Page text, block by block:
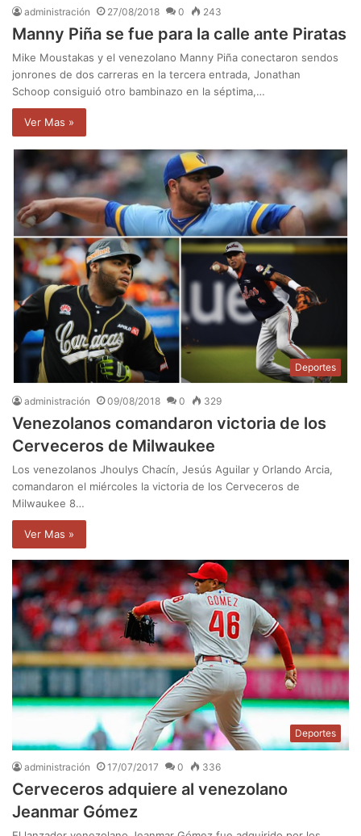
administración 27/08/2018 0 243
Manny Piña se fue para la calle ante Piratas
Mike Moustakas y el venezolano Manny Piña conectaron sendos
jonrones de dos carreras en la tercera entrada, Jonathan
Schoop consiguió otro bambinazo en la séptima,…
Ver Mas »
Deportes
administración 09/08/2018 0 329
Venezolanos comandaron victoria de los
Cerveceros de Milwaukee
Los venezolanos Jhoulys Chacín, Jesús Aguilar y Orlando Arcia,
comandaron el miércoles la victoria de los Cerveceros de
Milwaukee 8…
Ver Mas »
Deportes
administración 17/07/2017 0 336
Cerveceros adquiere al venezolano
Jeanmar Gómez